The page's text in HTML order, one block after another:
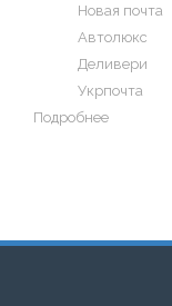
Новая почта
Автолюкс
Деливери
Укрпочта
Подробнее